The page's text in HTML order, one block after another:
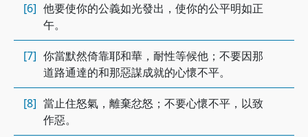
[6] 他要使你的公義如光發出，使你的公平明如正
午。
[7] 你當默然倚靠耶和華，耐性等候他；不要因那
道路通達的和那惡謀成就的心懷不平。
[8] 當止住怒氣，離棄忿怒；不要心懷不平，以致
作惡。